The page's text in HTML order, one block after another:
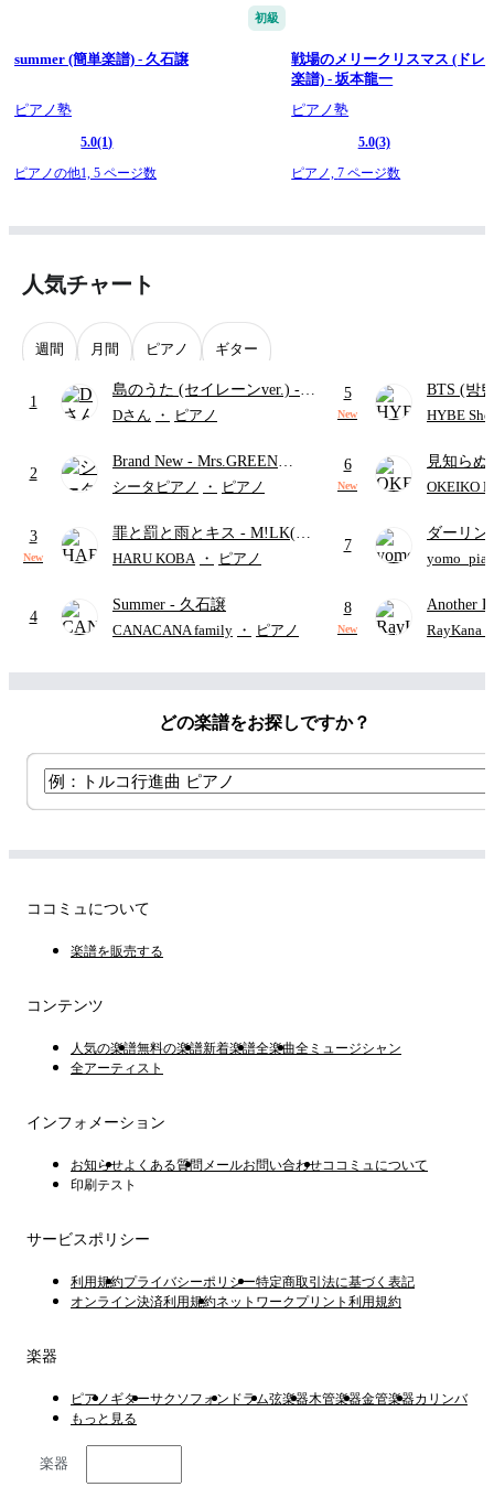
初級
summer (簡単楽譜) - 久石譲
ピアノ塾
5.0(1)
ピアノの他1, 5 ページ数
戦場のメリークリスマス (ドレ
楽譜) - 坂本龍一
ピアノ塾
5.0(3)
ピアノ,7 ページ数
人気チャート
週間 月間 ピアノ ギター
1
島のうた (セイレーンver.) -
セイレーン(CV.鈴木みのり)
ード・ペダル付き/『映画ちい
かわ 人魚の島のひみつ』よ
Dさん ・ ピアノ
2
Brand New - Mrs.GREEN
APPLE
シータピアノ ・ ピアノ
3
New
罪と罰と雨とキス - M!LK(佐
野勇斗&吉田仁人)
HARU KOBA ・ ピアノ
4
Summer - 久石譲
CANACANA family ・ ピアノ
5
New
BTS (방
HYBE
6
New
見知ら
ャツが乾
OKEIKO
7
ダーリン
APPLE (
8
New
Another
Hurwitz
RayKana
どの楽譜をお探しですか？
ココミュについて
楽譜を販売する
コンテンツ
人気の楽譜無料の楽譜新着楽譜全楽曲全ミュージシャン
全アーティスト
インフォメーション
お知らせよくある質問 メールお問い合わせココミュについて
印刷テスト
サービスポリシー
利用規約プライバシーポリシー特定商取引法に基づく表記
オンライン決済利用規約ネットワークプリント利用規約
楽器
ピアノ ギターサクソフォン ドラム弦楽器木管楽器金管楽器カリンバ
もっと見る
楽器